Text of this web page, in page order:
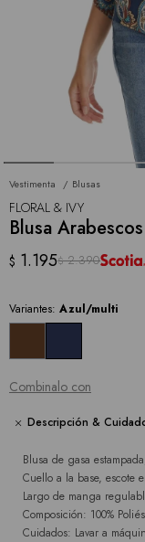
Vestimenta Blusas
FLORAL & IVY
Blusa
$ 1.195$ 2.390
Variantes: Azul/multi
Combinalo con
Descripción &
Blusa de gasa
Cuello a la base, escote
Largo de manga
Composición: 100%
Cuidados: Lavar a